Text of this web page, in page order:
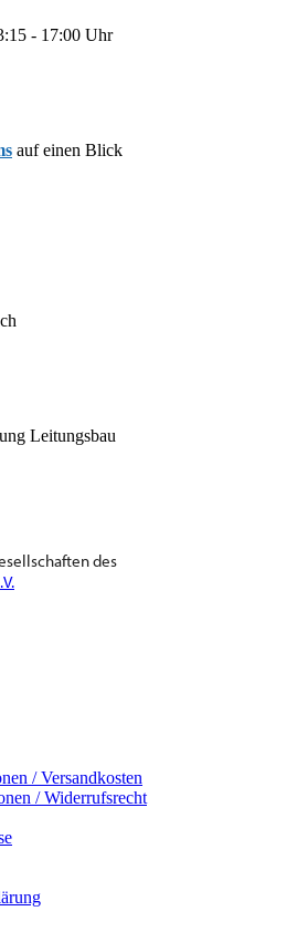
- 17:00 Uhr
auf einen Blick
Leitungsbau
des
/ Versandkosten
/ Widerrufsrecht